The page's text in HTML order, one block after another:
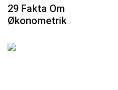
29 Fakta Om
Økonometrik